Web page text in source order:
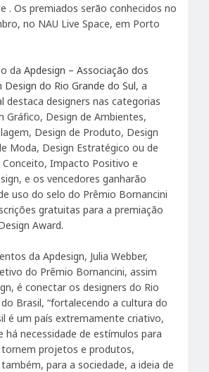
. Os premiados serão conhecidos no
no NAU Live Space, em Porto
da Apdesign – Associação dos
do Rio Grande do Sul, a
destaca designers nas categorias
Gráfico, Design de Ambientes,
Design de Produto, Design
Moda, Design Estratégico ou de
Impacto Positivo e
e os vencedores ganharão
uso do selo do Prêmio Bornancini
gratuitas para a premiação
Award.
da Apdesign, Julia Webber,
do Prêmio Bornancini, assim
é conectar os designers do Rio
Brasil, “fortalecendo a cultura do
é um país extremamente criativo,
há necessidade de estímulos para
tornem projetos e produtos,
para a sociedade, a ideia de